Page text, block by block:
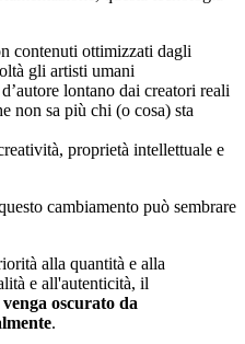
contenuti ottimizzati dagli
gli artisti umani
lontano dai creatori reali
non sa più chi (o cosa) sta
proprietà intellettuale e
cambiamento può sembrare
alla quantità e alla
e all'autenticità, il
oscurato da
.